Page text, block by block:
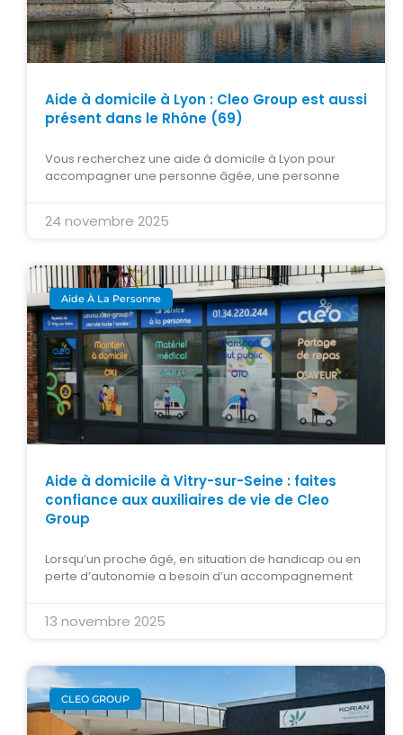
Aide à domicile à Lyon : Cleo Group est aussi
présent dans le Rhône (69)
Vous recherchez une aide à domicile à Lyon pour
accompagner une personne âgée, une personne
24 novembre 2025
Aide À La Personne
Aide à domicile à Vitry-sur-Seine : faites
confiance aux auxiliaires de vie de Cleo
Group
Lorsqu’un proche âgé, en situation de handicap ou en
perte d’autonomie a besoin d’un accompagnement
13 novembre 2025
CLEO GROUP